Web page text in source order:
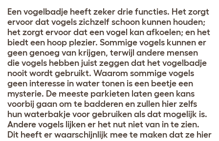
Een vogelbadje heeft zeker drie functies. Het zorgt
ervoor dat vogels zichzelf schoon kunnen houden;
het zorgt ervoor dat een vogel kan afkoelen; en het
biedt een hoop plezier. Sommige vogels kunnen er
geen genoeg van krijgen, terwijl andere mensen
die vogels hebben juist zeggen dat het vogelbadje
nooit wordt gebruikt. Waarom sommige vogels
geen interesse in water tonen is een beetje een
mysterie. De meeste parkieten laten geen kans
voorbij gaan om te badderen en zullen hier zelfs
hun waterbakje voor gebruiken als dat mogelijk is.
Andere vogels lijken er het nut niet van in te zien.
Dit heeft er waarschijnlijk mee te maken dat ze hier